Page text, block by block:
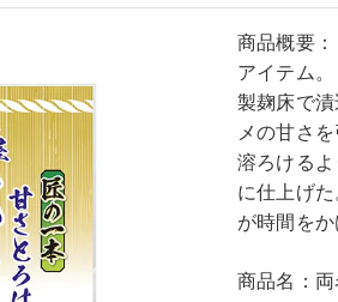
商品概要
アイテム
製麹床で
メの甘さ
溶ろける
に仕上げ
が時間をか
商品名：